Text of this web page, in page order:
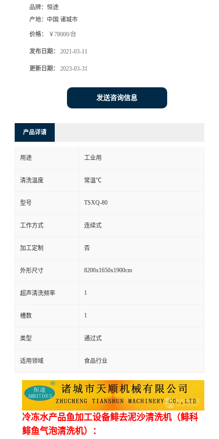
品牌： 恒途
产地： 中国 诸城市
价格： ￥78000/台
发布日期： 2021-03-11
更新日期： 2023-03-31
发送咨询信息
产品详请
用途 工业用
清洗温度 常温℃
型号 TSXQ-80
工作方式 连续式
加工定制 否
外形尺寸 8200x1650x1900cm
超声清洗频率 1
槽数 1
类型 通过式
适用领域 食品行业
冷冻水产品鱼加工设备鲱去泥沙清洗机（鲱科
鲱鱼气泡清洗机）：